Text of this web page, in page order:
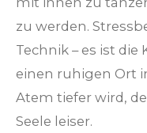
zu werden.
Technik – es ist
einen ruhigen Ort
Atem tiefer wird,
Seele leiser.